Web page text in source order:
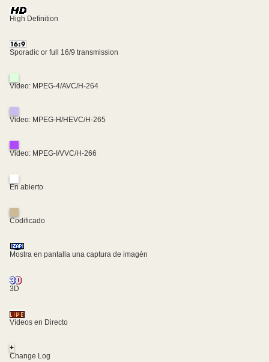
High Definition
Sporadic or full 16/9 transmission
Video: MPEG-4/AVC/H-264
Video: MPEG-H/HEVC/H-265
Video: MPEG-I/VVC/H-266
En abierto
Codificado
Mostra en pantalla una captura de imagén
3D
Vídeos en Directo
+
Change Log